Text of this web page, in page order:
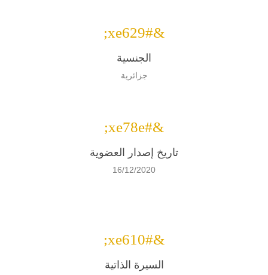
&#xe629;
الجنسية
جزائرية
&#xe78e;
تاريخ إصدار العضوية
16/12/2020
&#xe610;
السيرة الذاتية